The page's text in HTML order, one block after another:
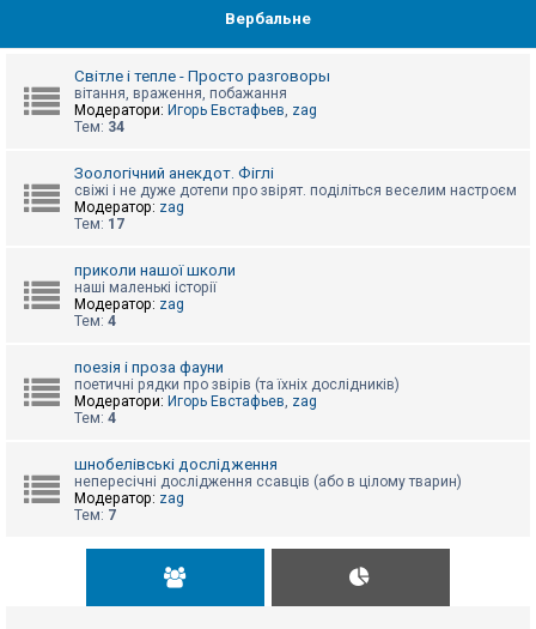
Вербальне
Світле і тепле - Просто разговоры
вітання, враження, побажання
Модератори: Игорь Евстафьев, zag
Тем: 34
Зоологічний анекдот. Фіглі
свіжі і не дуже дотепи про звірят. поділіться веселим настроєм
Модератор: zag
Тем: 17
приколи нашої школи
наші маленькі історії
Модератор: zag
Тем: 4
поезія і проза фауни
поетичні рядки про звірів (та їхніх дослідників)
Модератори: Игорь Евстафьев, zag
Тем: 4
шнобелівські дослідження
непересічні дослідження ссавців (або в цілому тварин)
Модератор: zag
Тем: 7